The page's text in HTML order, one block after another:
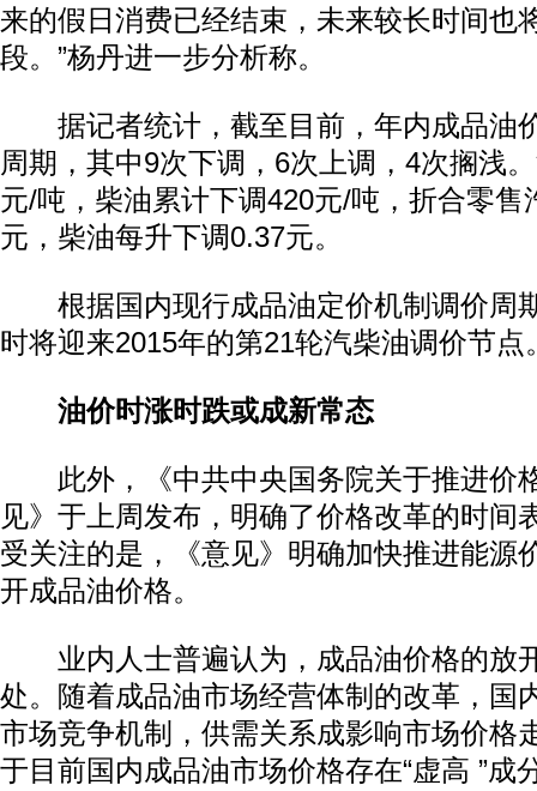
来的假日消费已经结束，未来较长时间也
段。”杨丹进一步分析称。
据记者统计，截至目前，年内成品油
周期，其中9次下调，6次上调，4次搁浅
元/吨，柴油累计下调420元/吨，折合零售
元，柴油每升下调0.37元。
根据国内现行成品油定价机制调价周
时将迎来2015年的第21轮汽柴油调价节点
油价时涨时跌或成新常态
此外，《中共中央国务院关于推进价
见》于上周发布，明确了价格改革的时间
受关注的是，《意见》明确加快推进能源
开成品油价格。
业内人士普遍认为，成品油价格的放
处。随着成品油市场经营体制的改革，国
市场竞争机制，供需关系成影响市场价格
于目前国内成品油市场价格存在“虚高 ”成